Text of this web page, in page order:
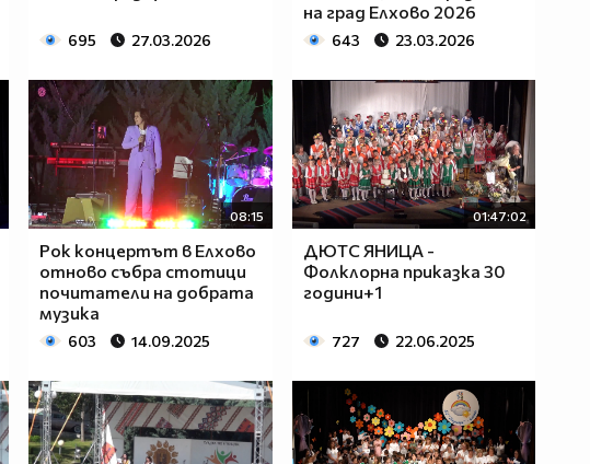
695 27.03.2026
на град Елхово 2026
643 23.03.2026
08:15
Рок концертът в Елхово
отново събра стотици
почитатели на добрата
музика
603 14.09.2025
01:47:02
ДЮТС ЯНИЦА -
Фолклорна приказка 30
години+1
727 22.06.2025